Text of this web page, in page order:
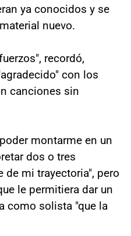
ya conocidos y se
nuevo.
recordó,
con los
canciones sin
montarme en un
dos o tres
de mi trayectoria", pero
le permitiera dar un
como solista "que la